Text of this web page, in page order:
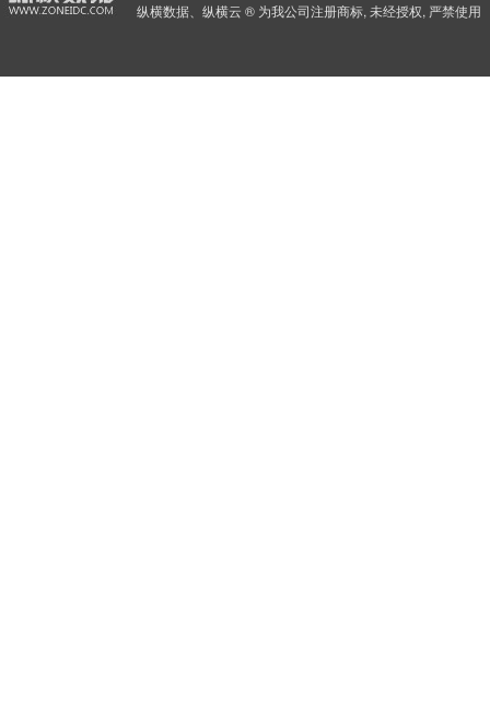
纵横数据、纵横云 ® 为我公司注册商标, 未经授权, 严禁使用